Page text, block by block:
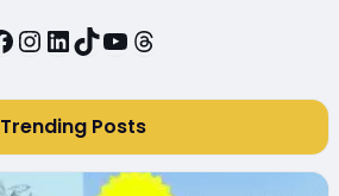
Instagram
LinkedIn
TikTok
YouTube
Threads
Trending Posts